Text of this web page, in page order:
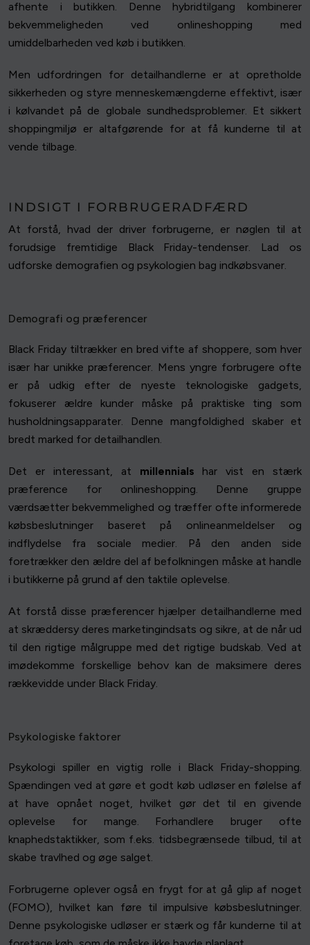
afhente i butikken. Denne hybridtilgang kombinerer
bekvemmeligheden ved onlineshopping med
umiddelbarheden ved køb i butikken.
Men udfordringen for detailhandlerne er at opretholde
sikkerheden og styre menneskemængderne effektivt, især
i kølvandet på de globale sundhedsproblemer. Et sikkert
shoppingmiljø er altafgørende for at få kunderne til at
vende tilbage.
INDSIGT I FORBRUGERADFÆRD
At forstå, hvad der driver forbrugerne, er nøglen til at
forudsige fremtidige Black Friday-tendenser. Lad os
udforske demografien og psykologien bag indkøbsvaner.
Demografi og præferencer
Black Friday tiltrækker en bred vifte af shoppere, som hver
især har unikke præferencer. Mens yngre forbrugere ofte
er på udkig efter de nyeste teknologiske gadgets,
fokuserer ældre kunder måske på praktiske ting som
husholdningsapparater. Denne mangfoldighed skaber et
bredt marked for detailhandlen.
Det er interessant, at millennials har vist en stærk
præference for onlineshopping. Denne gruppe
værdsætter bekvemmelighed og træffer ofte informerede
købsbeslutninger baseret på onlineanmeldelser og
indflydelse fra sociale medier. På den anden side
foretrækker den ældre del af befolkningen måske at handle
i butikkerne på grund af den taktile oplevelse.
At forstå disse præferencer hjælper detailhandlerne med
at skræddersy deres marketingindsats og sikre, at de når ud
til den rigtige målgruppe med det rigtige budskab. Ved at
imødekomme forskellige behov kan de maksimere deres
rækkevidde under Black Friday.
Psykologiske faktorer
Psykologi spiller en vigtig rolle i Black Friday-shopping.
Spændingen ved at gøre et godt køb udløser en følelse af
at have opnået noget, hvilket gør det til en givende
oplevelse for mange. Forhandlere bruger ofte
knaphedstaktikker, som f.eks. tidsbegrænsede tilbud, til at
skabe travlhed og øge salget.
Forbrugerne oplever også en frygt for at gå glip af noget
(FOMO), hvilket kan føre til impulsive købsbeslutninger.
Denne psykologiske udløser er stærk og får kunderne til at